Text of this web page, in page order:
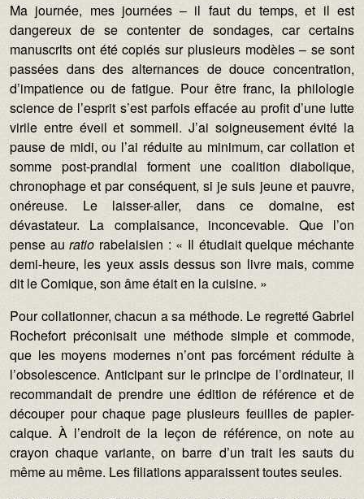
Ma journée, mes journées – il faut du temps, et il est
dangereux de se contenter de sondages, car certains
manuscrits ont été copiés sur plusieurs modèles – se sont
passées dans des alternances de douce concentration,
d’impatience ou de fatigue. Pour être franc, la philologie
science de l’esprit s’est parfois effacée au profit d’une lutte
virile entre éveil et sommeil. J’ai soigneusement évité la
pause de midi, ou l’ai réduite au minimum, car collation et
somme post-prandial forment une coalition diabolique,
chronophage et par conséquent, si je suis jeune et pauvre,
onéreuse. Le laisser-aller, dans ce domaine, est
dévastateur. La complaisance, inconcevable. Que l’on
pense auratio rabelaisien : « Il étudiait quelque méchante
demi-heure, les yeux assis dessus son livre mais, comme
dit le Comique, son âme était en la cuisine. »
Pour collationner, chacun a sa méthode. Le regretté Gabriel
Rochefort préconisait une méthode simple et commode,
que les moyens modernes n’ont pas forcément réduite à
l’obsolescence. Anticipant sur le principe de l’ordinateur, il
recommandait de prendre une édition de référence et de
découper pour chaque page plusieurs feuilles de papier-
calque. À l’endroit de la leçon de référence, on note au
crayon chaque variante, on barre d’un trait les sauts du
même au même. Les filiations apparaissent toutes seules.